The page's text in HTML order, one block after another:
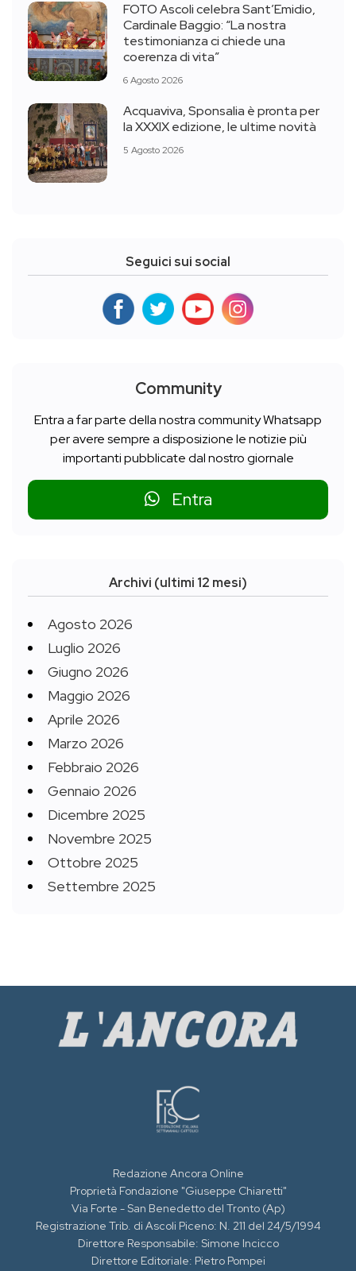
FOTO Ascoli celebra Sant’Emidio,
Cardinale Baggio: “La nostra
testimonianza ci chiede una
coerenza di vita”
6 Agosto 2026
Acquaviva, Sponsalia è pronta per
la XXXIX edizione, le ultime novità
5 Agosto 2026
Seguici sui social
Community
Entra a far parte della nostra community Whatsapp
per avere sempre a disposizione le notizie più
importanti pubblicate dal nostro giornale
Entra
Archivi (ultimi 12 mesi)
Agosto 2026
Luglio 2026
Giugno 2026
Maggio 2026
Aprile 2026
Marzo 2026
Febbraio 2026
Gennaio 2026
Dicembre 2025
Novembre 2025
Ottobre 2025
Settembre 2025
Redazione Ancora Online
Proprietà Fondazione "Giuseppe Chiaretti"
Via Forte - San Benedetto del Tronto (Ap)
Registrazione Trib. di Ascoli Piceno: N. 211 del 24/5/1994
Direttore Responsabile: Simone Incicco
Direttore Editoriale: Pietro Pompei